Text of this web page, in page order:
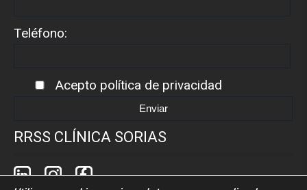
Teléfono:
Acepto política de privacidad
RRSS CLÍNICA SORIAS